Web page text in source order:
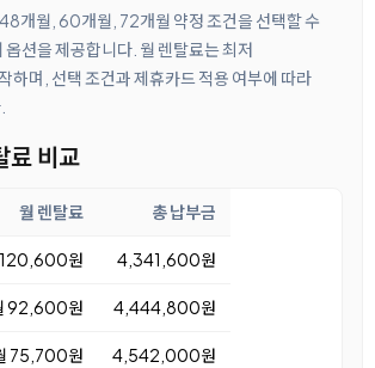
개월, 60개월, 72개월 약정 조건을 선택할 수
션을 제공합니다. 월 렌탈료는 최저
며, 선택 조건과 제휴카드 적용 여부에 따라
료 비교
월 렌탈료 총 납부금
120,600원 4,341,600원
92,600원 4,444,800원
75,700원 4,542,000원